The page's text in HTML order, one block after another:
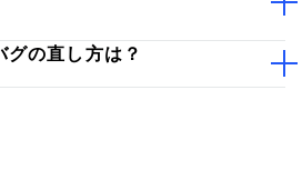
グの直し方は？